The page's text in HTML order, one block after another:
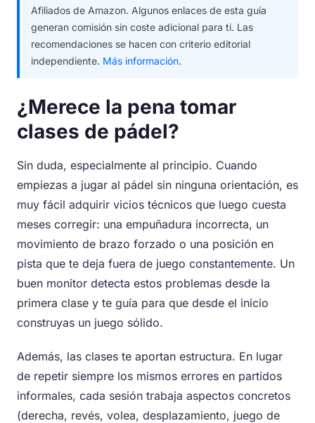
Afiliados de Amazon. Algunos enlaces de esta guía
generan comisión sin coste adicional para ti. Las
recomendaciones se hacen con criterio editorial
independiente. Más información.
¿Merece la pena tomar
clases de pádel?
Sin duda, especialmente al principio. Cuando
empiezas a jugar al pádel sin ninguna orientación, es
muy fácil adquirir vicios técnicos que luego cuesta
meses corregir: una empuñadura incorrecta, un
movimiento de brazo forzado o una posición en
pista que te deja fuera de juego constantemente. Un
buen monitor detecta estos problemas desde la
primera clase y te guía para que desde el inicio
construyas un juego sólido.
Además, las clases te aportan estructura. En lugar
de repetir siempre los mismos errores en partidos
informales, cada sesión trabaja aspectos concretos
(derecha, revés, volea, desplazamiento, juego de